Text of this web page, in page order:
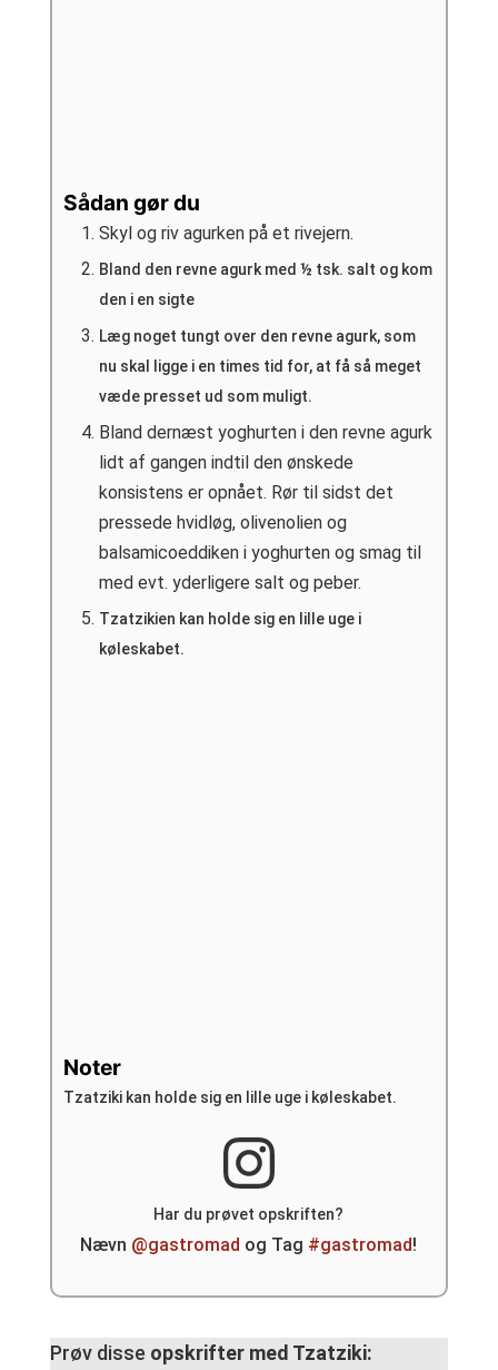
Sådan gør du
Skyl og riv agurken på et rivejern.
Bland den revne agurk med ½ tsk. salt og kom
den i en sigte
Læg noget tungt over den revne agurk, som
nu skal ligge i en times tid for, at få så meget
væde presset ud som muligt.
Bland dernæst yoghurten i den revne agurk
lidt af gangen indtil den ønskede
konsistens er opnået. Rør til sidst det
pressede hvidløg, olivenolien og
balsamicoeddiken i yoghurten og smag til
med evt. yderligere salt og peber.
Tzatzikien kan holde sig en lille uge i
køleskabet.
Noter
Tzatziki kan holde sig en lille uge i køleskabet.
Har du prøvet opskriften?
Nævn @gastromad og Tag #gastromad!
Prøv disse opskrifter med Tzatziki: